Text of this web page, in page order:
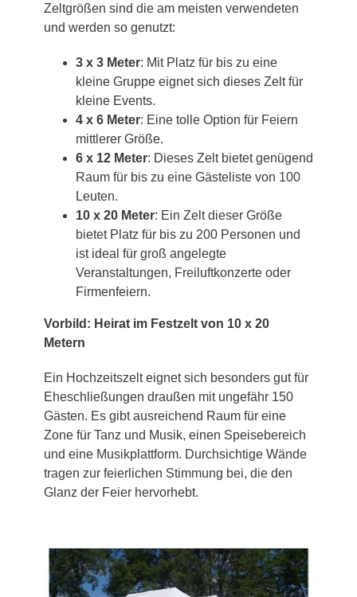
Zeltgrößen sind die am meisten verwendeten
und werden so genutzt:
3 x 3 Meter: Mit Platz für bis zu eine
kleine Gruppe eignet sich dieses Zelt für
kleine Events.
4 x 6 Meter: Eine tolle Option für Feiern
mittlerer Größe.
6 x 12 Meter: Dieses Zelt bietet genügend
Raum für bis zu eine Gästeliste von 100
Leuten.
10 x 20 Meter: Ein Zelt dieser Größe
bietet Platz für bis zu 200 Personen und
ist ideal für groß angelegte
Veranstaltungen, Freiluftkonzerte oder
Firmenfeiern.
Vorbild: Heirat im Festzelt von 10 x 20
Metern
Ein Hochzeitszelt eignet sich besonders gut für
Eheschließungen draußen mit ungefähr 150
Gästen. Es gibt ausreichend Raum für eine
Zone für Tanz und Musik, einen Speisebereich
und eine Musikplattform. Durchsichtige Wände
tragen zur feierlichen Stimmung bei, die den
Glanz der Feier hervorhebt.